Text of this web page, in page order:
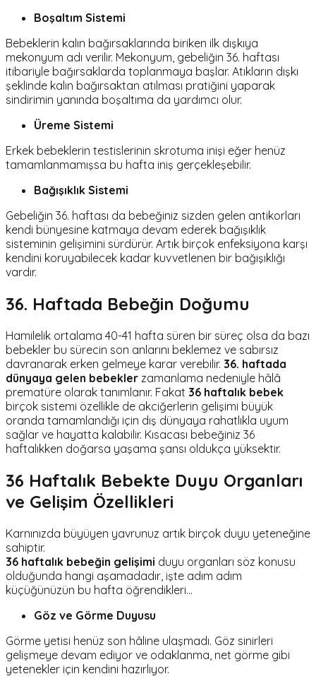
Boşaltım Sistemi
Bebeklerin kalın bağırsaklarında biriken ilk dışkıya
mekonyum adı verilir. Mekonyum, gebeliğin 36. haftası
itibariyle bağırsaklarda toplanmaya başlar. Atıkların dışkı
şeklinde kalın bağırsaktan atılması pratiğini yaparak
sindirimin yanında boşaltıma da yardımcı olur.
Üreme Sistemi
Erkek bebeklerin testislerinin skrotuma inişi eğer henüz
tamamlanmamışsa bu hafta iniş gerçekleşebilir.
Bağışıklık Sistemi
Gebeliğin 36. haftası da bebeğiniz sizden gelen antikorları
kendi bünyesine katmaya devam ederek bağışıklık
sisteminin gelişimini sürdürür. Artık birçok enfeksiyona karşı
kendini koruyabilecek kadar kuvvetlenen bir bağışıklığı
vardır.
36. Haftada Bebeğin Doğumu
Hamilelik ortalama 40-41 hafta süren bir süreç olsa da bazı
bebekler bu sürecin son anlarını beklemez ve sabırsız
davranarak erken gelmeye karar verebilir. 36. haftada
dünyaya gelen bebekler zamanlama nedeniyle hâlâ
prematüre olarak tanımlanır. Fakat 36 haftalık bebek
birçok sistemi özellikle de akciğerlerin gelişimi büyük
oranda tamamlandığı için dış dünyaya rahatlıkla uyum
sağlar ve hayatta kalabilir. Kısacası bebeğiniz 36
haftalıkken doğarsa yaşama şansı oldukça yüksektir.
36 Haftalık Bebekte Duyu Organları
ve Gelişim Özellikleri
Karnınızda büyüyen yavrunuz artık birçok duyu yeteneğine
sahiptir.
36 haftalık bebeğin gelişimi duyu organları söz konusu
olduğunda hangi aşamadadır, işte adım adım
küçüğünüzün bu hafta öğrendikleri…
Göz ve Görme Duyusu
Görme yetisi henüz son hâline ulaşmadı. Göz sinirleri
gelişmeye devam ediyor ve odaklanma, net görme gibi
yetenekler için kendini hazırlıyor.